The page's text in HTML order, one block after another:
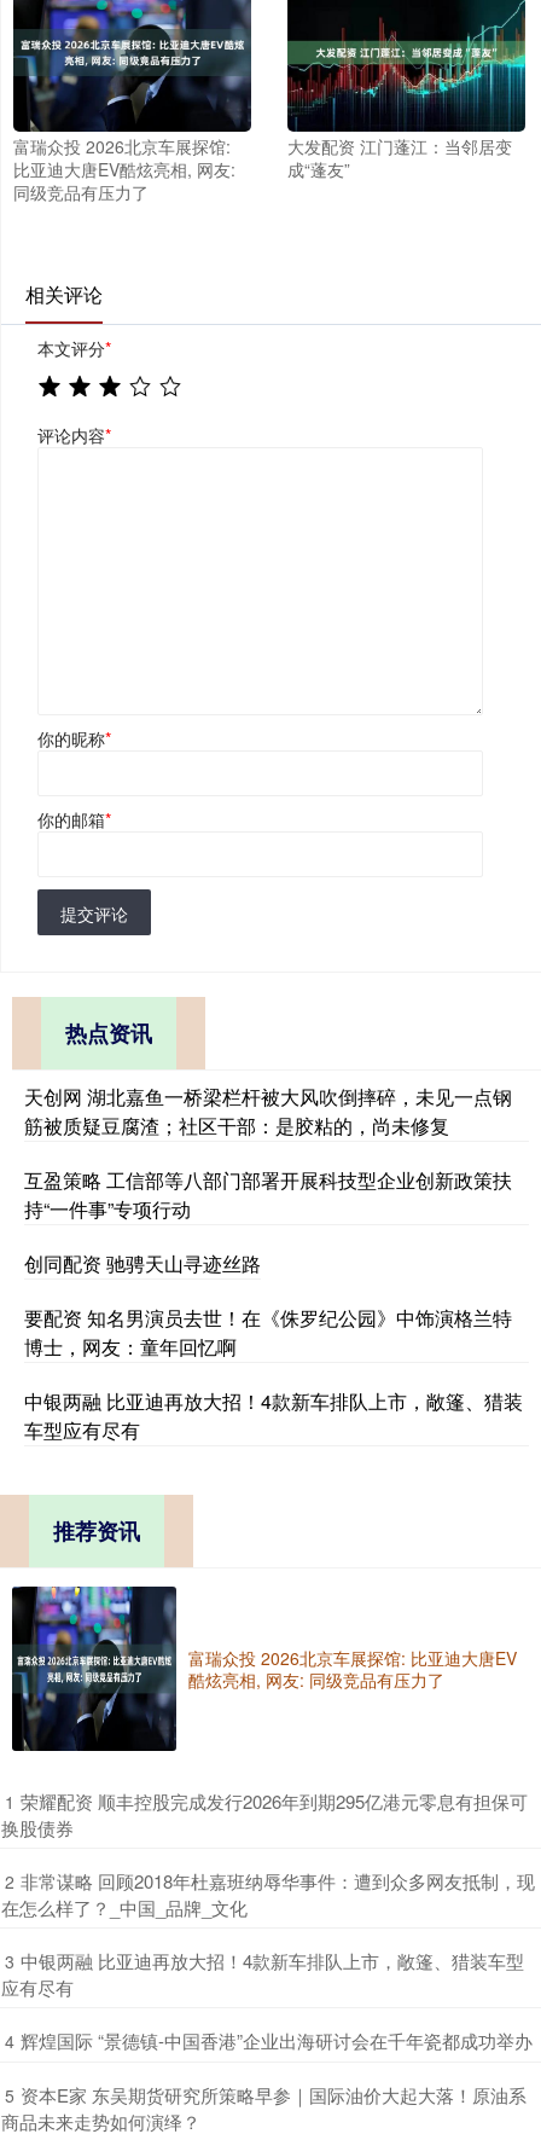
富瑞众投 2026北京车展探馆:
比亚迪大唐EV酷炫亮相, 网友:
同级竞品有压力了
大发配资 江门蓬江：当邻居变
成“蓬友”
相关评论
本文评分*
评论内容*
你的昵称*
你的邮箱*
提交评论
热点资讯
天创网 湖北嘉鱼一桥梁栏杆被大风吹倒摔碎，未见一点钢
筋被质疑豆腐渣；社区干部：是胶粘的，尚未修复
互盈策略 工信部等八部门部署开展科技型企业创新政策扶
持“一件事”专项行动
创同配资 驰骋天山寻迹丝路
要配资 知名男演员去世！在《侏罗纪公园》中饰演格兰特
博士，网友：童年回忆啊
中银两融 比亚迪再放大招！4款新车排队上市，敞篷、猎装
车型应有尽有
推荐资讯
富瑞众投 2026北京车展探馆: 比亚迪大唐EV
酷炫亮相, 网友: 同级竞品有压力了
1 ​荣耀配资 顺丰控股完成发行2026年到期295亿港元零息有担保可
换股债券
2 ​非常谋略 回顾2018年杜嘉班纳辱华事件：遭到众多网友抵制，现
在怎么样了？_中国_品牌_文化
3 ​中银两融 比亚迪再放大招！4款新车排队上市，敞篷、猎装车型
应有尽有
4 ​辉煌国际 “景德镇-中国香港”企业出海研讨会在千年瓷都成功举办
5 ​资本E家 东吴期货研究所策略早参｜国际油价大起大落！原油系
商品未来走势如何演绎？